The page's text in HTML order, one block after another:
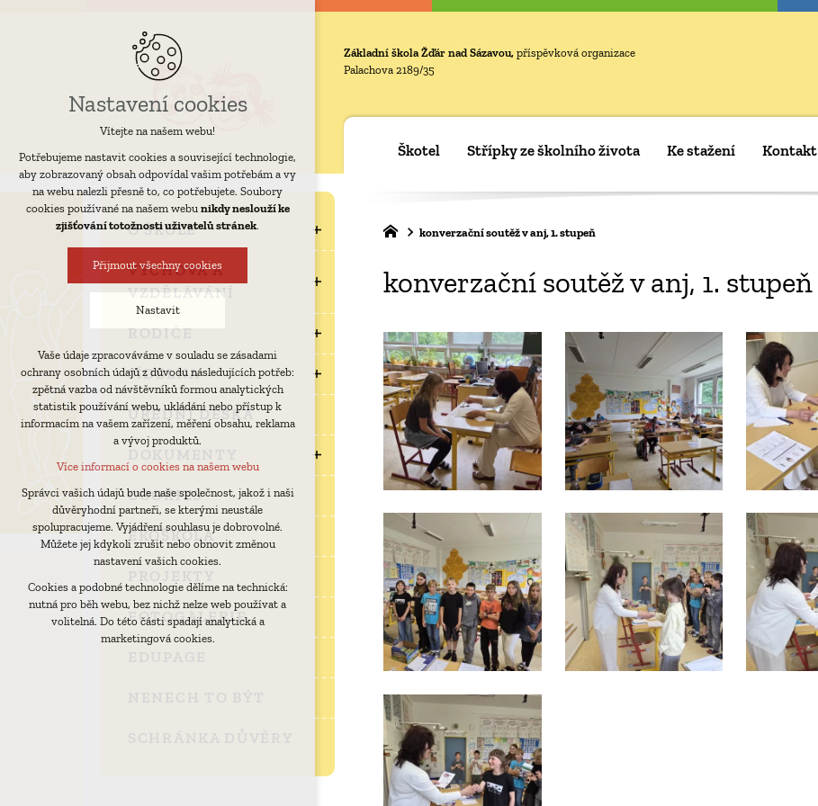
Základní škola Žďár nad Sázavou, příspěvková organizace
Palachova 2189/35
Škotel Střípky ze školního života Ke stažení Kontakt
O ŠKOLE
VÝCHOVA A
VZDĚLÁVÁNÍ
RODIČE
JÍDELNA
ÚŘEDNÍ DESKA
COOKIES
EKOŠKOLA
FOTOGALERIE
konverzační soutěž v anj, 1. stupeň
konverzační soutěž v anj, 1. stupeň
Nastavení cookies
Vítejte na našem webu!
Potřebujeme nastavit cookies a související technologie,
aby zobrazovaný obsah odpovídal vašim potřebám a vy
na webu nalezli přesně to, co potřebujete. Soubory
cookies používané na našem webu nikdy neslouží ke
zjišťování totožnosti uživatelů stránek.
Přijmout všechny cookies
Nastavit
Technická cookies
nutná pro provozování webu
udržení kontextu stránek (session): případná
přihlášení, volby jazyka, apod.
analytická pro anonymizované vyhodnocení
návštěvnosti
marketingová cookies (Google)
Více informací o cookies na našem webu
Přijmout všechny cookies
Odmítnout vše
Vaše údaje zpracováváme v souladu se zásadami
ochrany osobních údajů z důvodu následujících potřeb:
zpětná vazba od návštěvníků formou analytických
statistik používání webu, ukládání nebo přístup k
informacím na vašem zařízení, měření obsahu, reklama
a vývoj produktů.
Více informací o cookies na našem webu
Správci vašich údajů bude naše společnost, jakož i naši
důvěryhodní partneři, se kterými neustále
spolupracujeme. Vyjádření souhlasu je dobrovolné.
Můžete jej kdykoli zrušit nebo obnovit změnou
nastavení vašich cookies.
Cookies a podobné technologie dělíme na technická:
nutná pro běh webu, bez nichž nelze web používat a
volitelná. Do této části spadají analytická a
marketingová cookies.